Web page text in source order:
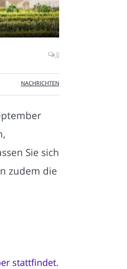
0
NACHRICHTEN
Sie sich
zudem die
stattfindet.